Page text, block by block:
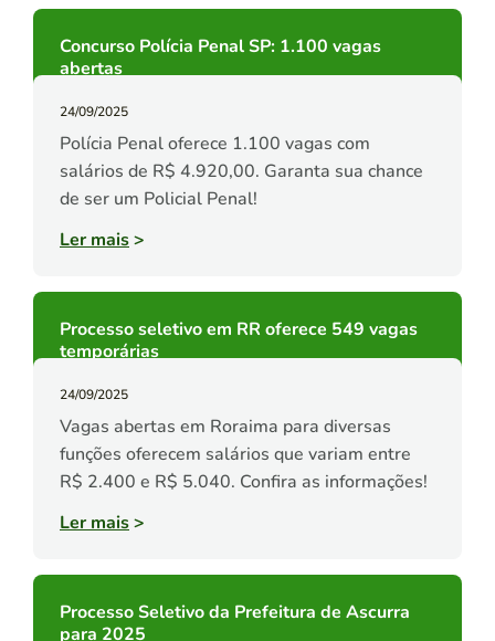
Concurso Polícia Penal SP: 1.100 vagas
abertas
24/09/2025
Polícia Penal oferece 1.100 vagas com
salários de R$ 4.920,00. Garanta sua chance
de ser um Policial Penal!
Ler mais>
Processo seletivo em RR oferece 549 vagas
temporárias
24/09/2025
Vagas abertas em Roraima para diversas
funções oferecem salários que variam entre
R$ 2.400 e R$ 5.040. Confira as informações!
Ler mais>
Processo Seletivo da Prefeitura de Ascurra
para 2025